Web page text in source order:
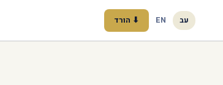
עב EN ⬇ הורד